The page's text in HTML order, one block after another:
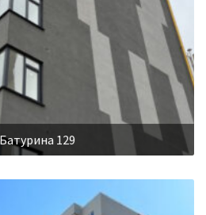
129